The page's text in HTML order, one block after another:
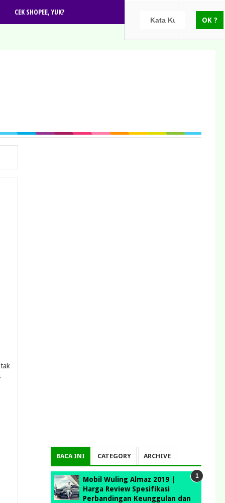
CEK SHOPEE, YUK?
BACA INI CATEGORY ARCHIVE
Mobil Wuling Almaz 2019 |
Harga Review Spesifikasi
Perbandingan Keunggulan dan